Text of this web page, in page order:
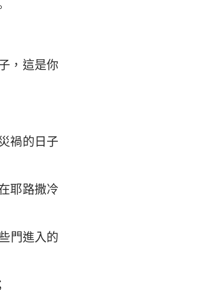
，這是你
禍的日子
耶路撒冷
門進入的